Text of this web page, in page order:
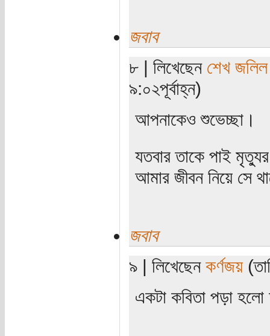
জবাব
৮ | লিখেছেন শেখ জলিল
৯:০২পূর্বাহ্ন)
আপনাকেও শুভেচ্ছা।
যতবার তাকে পাই
আমার জীবন নিয়ে সে
জবাব
৯ | লিখেছেন কর্ণজয়
একটা কবিতা পড়া